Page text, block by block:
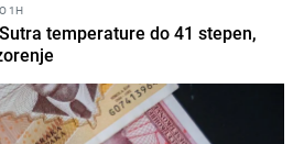
1H
temperature do 41 stepen,